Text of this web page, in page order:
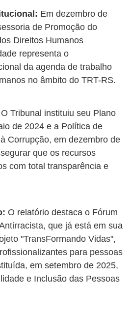
Em dezembro de
de Promoção do
Direitos Humanos
representa o
da agenda de trabalho
no âmbito do TRT-RS.
O Tribunal instituiu seu Plano
de 2024 e a Política de
Corrupção, em dezembro de
que os recursos
com total transparência e
O relatório destaca o Fórum
que já está em sua
"TransFormando Vidas",
para pessoas
em setembro de 2025,
e Inclusão das Pessoas